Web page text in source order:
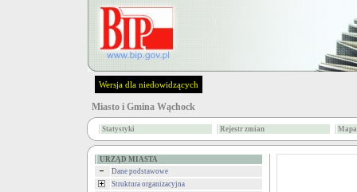
Wersja dla niedowidzących
Miasto i Gmina Wąchock
Statystyki Rejestr zmian
URZĄD MIASTA
Dane podstawowe
Struktura organizacyjna